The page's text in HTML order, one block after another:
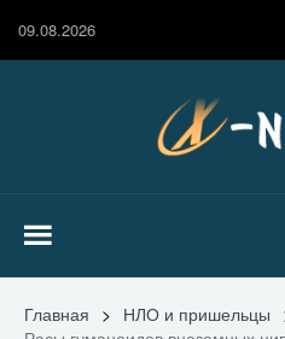
09.08.2026
Главная > НЛО и пришельцы